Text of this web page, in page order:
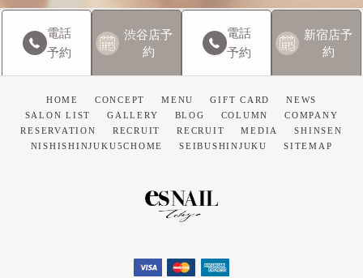
電話
予約
渋谷店予
約
電話
予約
新宿店予
約
HOME CONCEPT MENU GIFT CARD
NEWS
SALON LIST
GALLERY BLOG COLUMN
COMPANY
RESERVATION
RECRUIT RECRUIT MEDIA
SHINSEN
NISHISHINJUKU5CHOME
SEIBUSHINJUKU SITEMAP